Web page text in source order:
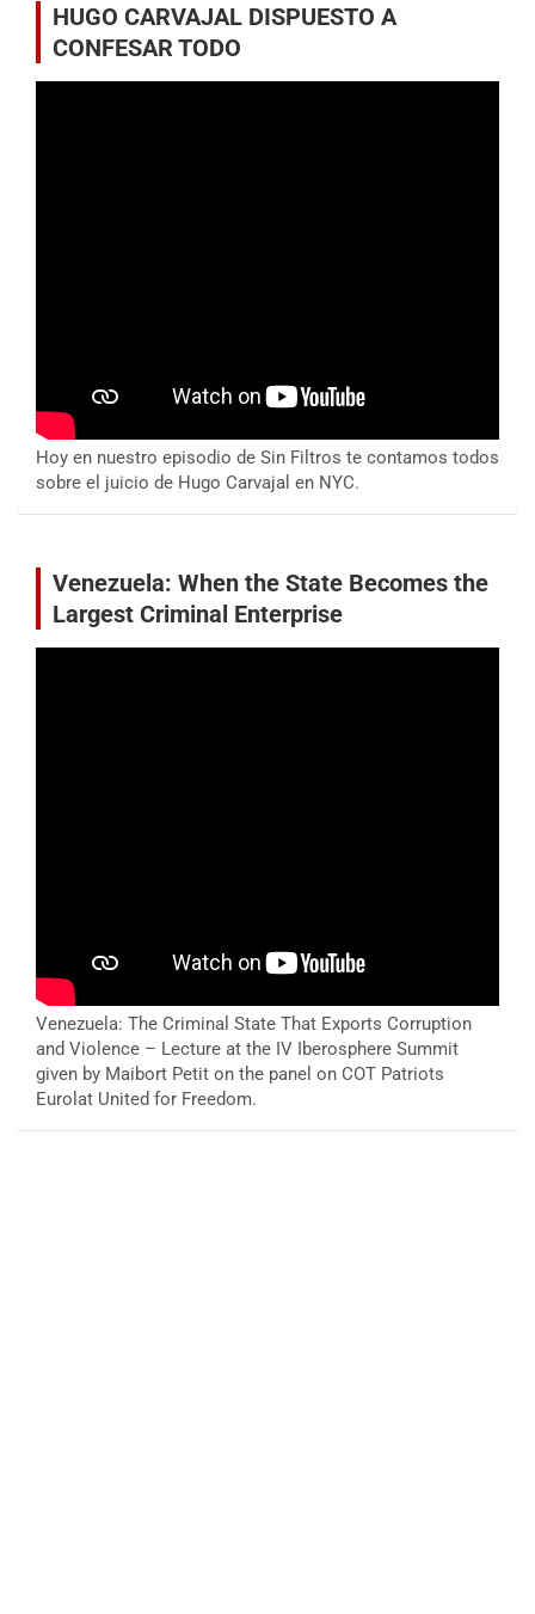
HUGO CARVAJAL DISPUESTO A
CONFESAR TODO
Hoy en nuestro episodio de Sin Filtros te contamos todos
sobre el juicio de Hugo Carvajal en NYC.
Venezuela: When the State Becomes the
Largest Criminal Enterprise
Venezuela: The Criminal State That Exports Corruption
and Violence – Lecture at the IV Iberosphere Summit
given by Maibort Petit on the panel on COT Patriots
Eurolat United for Freedom.